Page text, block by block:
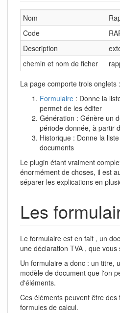
Nom
Code
Description
chemin et nom de ficher
La page comporte trois onglets :
Formulaire : Donne la
permet de les éditer
Génération : Génère un
période donnée, à partir
Historique : Donne la
documents
Le plugin étant vraiment
énormément de choses, il est
séparer les explications en
Les
Le formulaire est en fait , un
une déclaration TVA , que
Un formulaire a donc : un titre,
modèle de document que l'on
d'éléments.
Ces éléments peuvent être
formules de calcul.